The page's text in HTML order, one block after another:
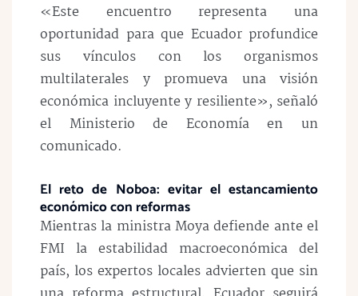
«Este encuentro representa una
oportunidad para que Ecuador profundice
sus vínculos con los organismos
multilaterales y promueva una visión
económica incluyente y resiliente», señaló
el Ministerio de Economía en un
comunicado.
El reto de Noboa: evitar el estancamiento
económico con reformas
Mientras la ministra Moya defiende ante el
FMI la estabilidad macroeconómica del
país, los expertos locales advierten que sin